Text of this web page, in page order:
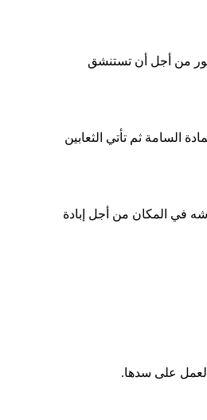
من أجل أن تستنشق
السامة ثم تأتي الثعابين
في المكان من أجل إبادة
على سدها.